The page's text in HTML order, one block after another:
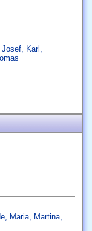
Josef, Karl
, Maria, Martina,